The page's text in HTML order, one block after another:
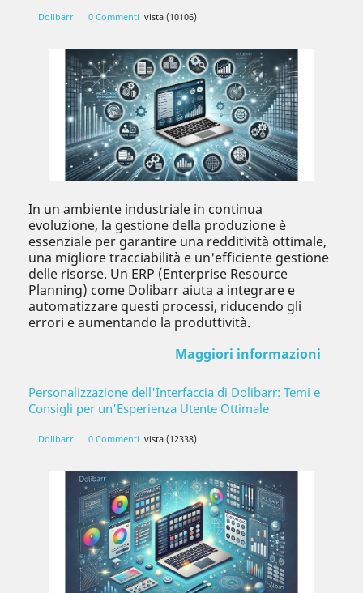
Dolibarr 0 Commenti vista (10106)
In un ambiente industriale in continua
evoluzione, la gestione della produzione è
essenziale per garantire una redditività ottimale,
una migliore tracciabilità e un'efficiente gestione
delle risorse. Un ERP (Enterprise Resource
Planning) come Dolibarr aiuta a integrare e
automatizzare questi processi, riducendo gli
errori e aumentando la produttività.
Maggiori informazioni
Personalizzazione dell'Interfaccia di Dolibarr: Temi e
Consigli per un'Esperienza Utente Ottimale
Dolibarr 0 Commenti vista (12338)